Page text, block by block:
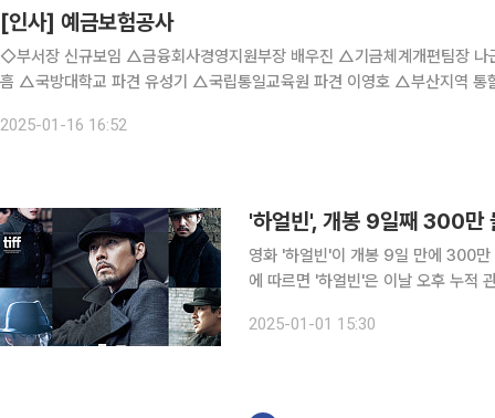
[인사] 예금보험공사
◇부서장 신규보임 △금융회사경영지원부장 배우진 △기금체계개편팀장 나근세 △한국무역보험공사 파견 장태욱 △경찰대학 파견 이팽
흠 △국방대학교 파견 유성기 △국립통일교육원 파견 이영호 △부산지역
2025-01-16 16:52
'하얼빈', 개봉 9일째 300만
영화 '하얼빈'이 개봉 9일 만에 300만 관객을 돌파했다. 1일 영화
에 따르면 '하얼빈'은 이날 오후 누적 관객
다. 특히 이 같은 추이는 1300만 관객
2025-01-01 15:30